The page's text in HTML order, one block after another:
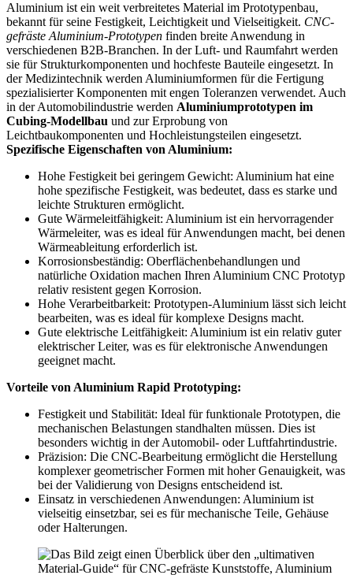
Aluminium ist ein weit verbreitetes Material im Prototypenbau,
bekannt für seine Festigkeit, Leichtigkeit und Vielseitigkeit. CNC-
gefräste Aluminium-Prototypen finden breite Anwendung in
verschiedenen B2B-Branchen. In der Luft- und Raumfahrt werden
sie für Strukturkomponenten und hochfeste Bauteile eingesetzt. In
der Medizintechnik werden Aluminiumformen für die Fertigung
spezialisierter Komponenten mit engen Toleranzen verwendet. Auch
in der Automobilindustrie werden Aluminiumprototypen im
Cubing-Modellbau und zur Erprobung von
Leichtbaukomponenten und Hochleistungsteilen eingesetzt.
Spezifische Eigenschaften von Aluminium:
Hohe Festigkeit bei geringem Gewicht: Aluminium hat eine
hohe spezifische Festigkeit, was bedeutet, dass es starke und
leichte Strukturen ermöglicht.
Gute Wärmeleitfähigkeit: Aluminium ist ein hervorragender
Wärmeleiter, was es ideal für Anwendungen macht, bei denen
Wärmeableitung erforderlich ist.
Korrosionsbeständig: Oberflächenbehandlungen und
natürliche Oxidation machen Ihren Aluminium CNC Prototyp
relativ resistent gegen Korrosion.
Hohe Verarbeitbarkeit: Prototypen-Aluminium lässt sich leicht
bearbeiten, was es ideal für komplexe Designs macht.
Gute elektrische Leitfähigkeit: Aluminium ist ein relativ guter
elektrischer Leiter, was es für elektronische Anwendungen
geeignet macht.
Vorteile von Aluminium Rapid Prototyping:
Festigkeit und Stabilität: Ideal für funktionale Prototypen, die
mechanischen Belastungen standhalten müssen. Dies ist
besonders wichtig in der Automobil- oder Luftfahrtindustrie.
Präzision: Die CNC-Bearbeitung ermöglicht die Herstellung
komplexer geometrischer Formen mit hoher Genauigkeit, was
bei der Validierung von Designs entscheidend ist.
Einsatz in verschiedenen Anwendungen: Aluminium ist
vielseitig einsetzbar, sei es für mechanische Teile, Gehäuse
oder Halterungen.